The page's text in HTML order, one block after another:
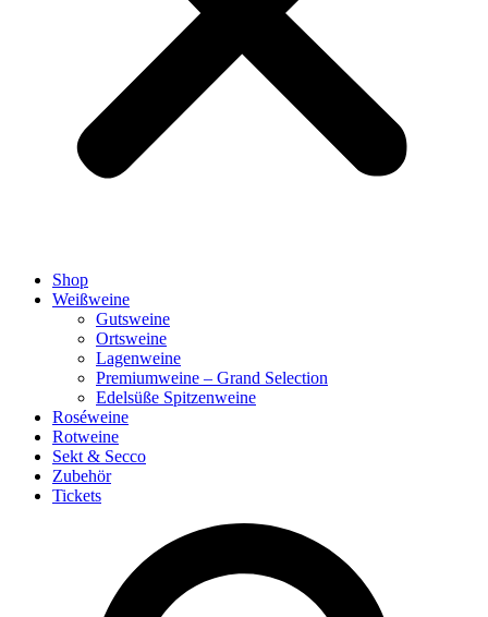
Shop
Weißweine
Gutsweine
Ortsweine
Lagenweine
Premiumweine – Grand Selection
Edelsüße Spitzenweine
Roséweine
Rotweine
Sekt & Secco
Zubehör
Tickets